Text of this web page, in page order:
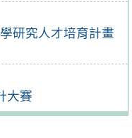
研究人才培育計畫
大賽